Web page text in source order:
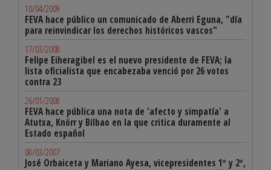
10/04/2009
FEVA hace público un comunicado de Aberri Eguna, "día
para reinvindicar los derechos históricos vascos"
17/03/2008
Felipe Eiheragibel es el nuevo presidente de FEVA; la
lista oficialista que encabezaba venció por 26 votos
contra 23
26/01/2008
FEVA hace pública una nota de 'afecto y simpatía' a
Atutxa, Knörr y Bilbao en la que critica duramente al
Estado español
08/03/2007
José Orbaiceta y Mariano Ayesa, vicepresidentes 1º y 2º,